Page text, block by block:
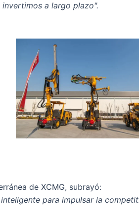
a largo plazo".
de XCMG, subrayó:
para impulsar la